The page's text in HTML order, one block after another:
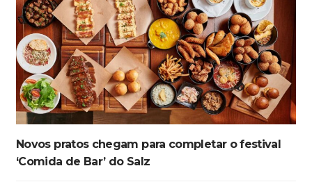
Novos pratos chegam para completar o festival
‘Comida de Bar’ do Salz